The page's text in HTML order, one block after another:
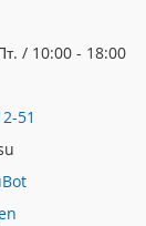
/ 10:00 - 18:00
51